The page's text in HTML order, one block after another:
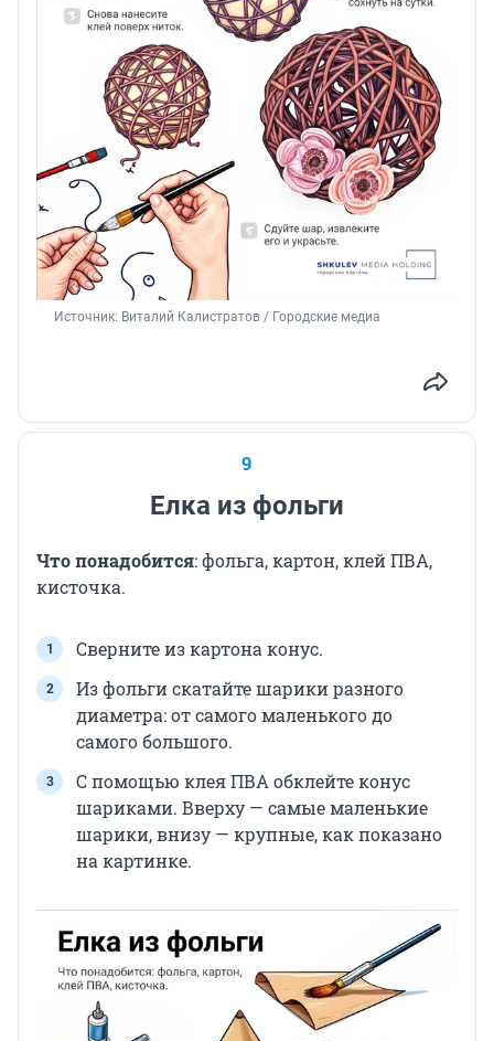
Источник: Виталий Калистратов / Городские медиа
9
Елка из фольги
Что понадобится: фольга, картон, клей ПВА,
кисточка.
Сверните из картона конус.
Из фольги скатайте шарики разного
диаметра: от самого маленького до
самого большого.
С помощью клея ПВА обклейте конус
шариками. Вверху — самые маленькие
шарики, внизу — крупные, как показано
на картинке.